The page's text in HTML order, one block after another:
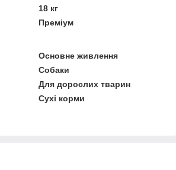
18 кг
Преміум
Основне живлення
Собаки
Для дорослих тварин
Сухі корми